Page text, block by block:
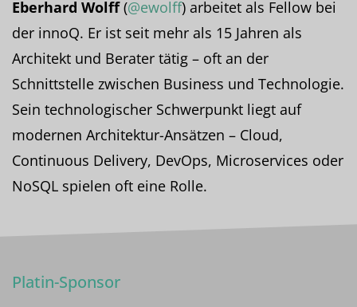
Eberhard Wolff(@ewolff) arbeitet als Fellow bei
der innoQ. Er ist seit mehr als 15 Jahren als
Architekt und Berater tätig – oft an der
Schnittstelle zwischen Business und Technologie.
Sein technologischer Schwerpunkt liegt auf
modernen Architektur-Ansätzen – Cloud,
Continuous Delivery, DevOps, Microservices oder
NoSQL spielen oft eine Rolle.
Platin-Sponsor